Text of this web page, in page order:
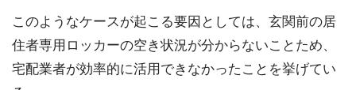
このようなケースが起こる要因としては、玄関前の居
住者専用ロッカーの空き状況が分からないことため、
宅配業者が効率的に活用できなかったことを挙げてい